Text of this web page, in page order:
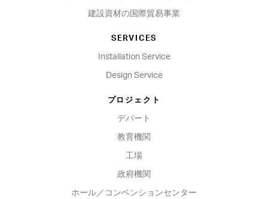
建設資材の国際貿易事業
SERVICES
Installation Service
Design Service
プロジェクト
デパート
教育機関
工場
政府機関
ホール／コンベンションセンター